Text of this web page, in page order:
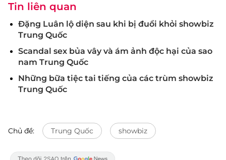
Tin liên quan
Đặng Luân lộ diện sau khi bị đuổi khỏi showbiz
Trung Quốc
Scandal sex bủa vây và ám ảnh độc hại của sao
nam Trung Quốc
Những bữa tiệc tai tiếng của các trùm showbiz
Trung Quốc
Chủ đề: Trung Quốc showbiz